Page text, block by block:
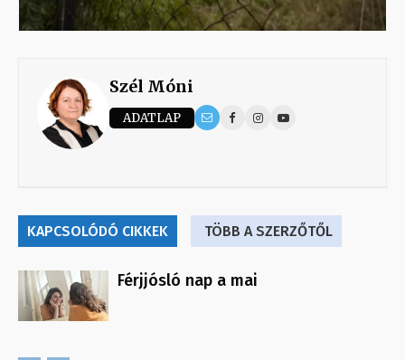
Szél Móni
ADATLAP
KAPCSOLÓDÓ CIKKEK TÖBB A SZERZŐTŐL
Férjjósló nap a mai